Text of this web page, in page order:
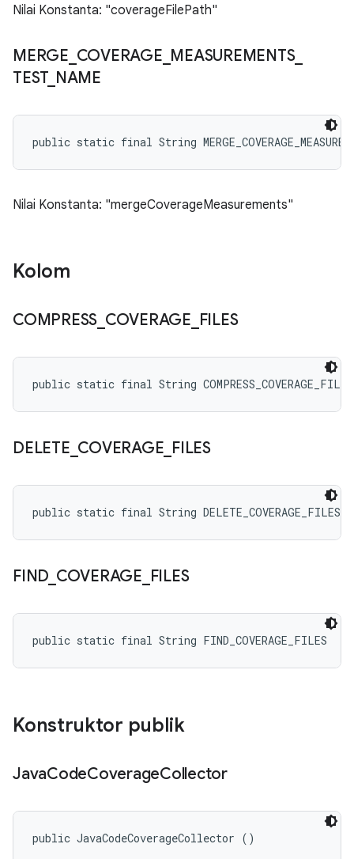
Nilai Konstanta: "coverageFilePath"
MERGE COVERAGE MEASUREMENTS_
TEST_ NAME
public static final String
Nilai Konstanta: "mergeCoverageMeasurements"
Kolom
COMPRESS COVERAGE FILES
public static final String COMPRESS_COVERAGE_FILES
DELETE COVERAGE FILES
public static final String DELETE_COVERAGE_FILES
FIND COVERAGE FILES
public static final String FIND_COVERAGE_FILES
Konstruktor publik
JavaCodeCoverageCollector
public JavaCodeCoverageCollector ()